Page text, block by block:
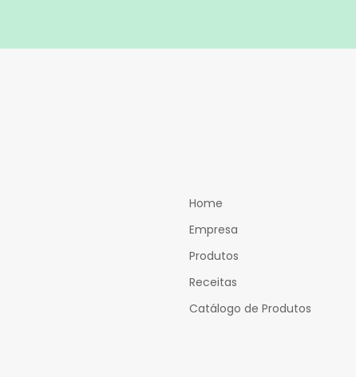
Home
Empresa
Produtos
Receitas
Catálogo de Produtos